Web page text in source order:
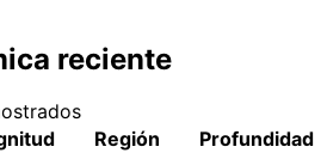
reciente
Región
Profundidad